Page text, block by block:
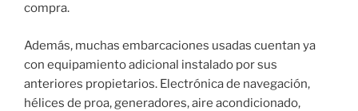
compra.
Además, muchas embarcaciones usadas cuentan ya
con equipamiento adicional instalado por sus
anteriores propietarios. Electrónica de navegación,
hélices de proa, generadores, aire acondicionado,